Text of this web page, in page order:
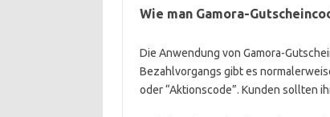
Wie man Gamora-
Die Anwendung von Gamora-
Bezahlvorgangs gibt es
oder “Aktionscode”. Kunden sollten